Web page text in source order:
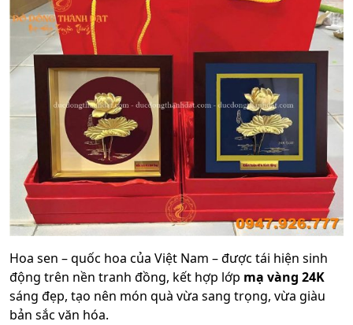
Hoa sen – quốc hoa của Việt Nam – được tái hiện sinh
động trên nền tranh đồng, kết hợp lớp mạ vàng 24K
sáng đẹp, tạo nên món quà vừa sang trọng, vừa giàu
bản sắc văn hóa.